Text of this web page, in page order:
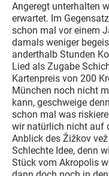
Angeregt unterhalten
erwartet. Im
schon mal vor einem
damals weniger
anderthalb Stunden
Lied als Zugabe
Kartenpreis von 200
München noch nicht
kann, geschweige
schon mal was
wir natürlich nicht auf
Anblick des Žižkov
Schlechte Idee, denn
Stück vom Akropolis